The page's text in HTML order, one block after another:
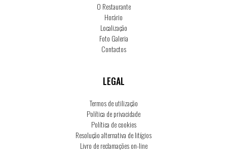
O Restaurante
Horário
Localização
Foto Galeria
Contactos
LEGAL
Termos de utilização
Política de privacidade
Política de cookies
Resolução alternativa de litígios
Livro de reclamações on-line